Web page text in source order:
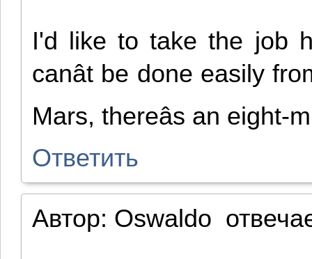
I'd like to take the job
canât be done easily
Mars, thereâs an
Ответить
Автор: Oswaldo